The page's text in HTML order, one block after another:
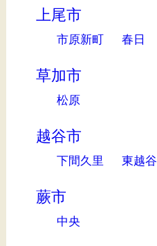
上尾市
市原新町 春日
草加市
松原
越谷市
下間久里 東越谷
蕨市
中央